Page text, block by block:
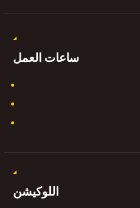
ساعات العمل
اللوكيشن